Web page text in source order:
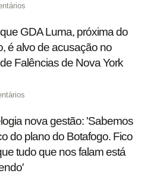
GDA Luma, próxima do
é alvo de acusação no
Falências de Nova York
nova gestão: 'Sabemos
do plano do Botafogo. Fico
tudo que nos falam está